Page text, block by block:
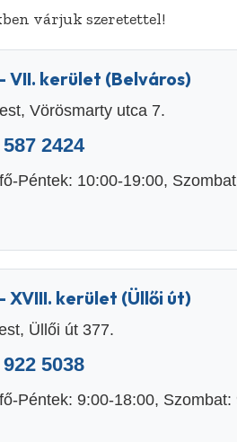
várjuk szeretettel!
VII. kerület (Belváros)
Vörösmarty utca 7.
2424
Péntek: 10:00-19:00,
XVIII. kerület (Üllői út)
Üllői út 377.
5038
Péntek: 9:00-18:00, Szombat: